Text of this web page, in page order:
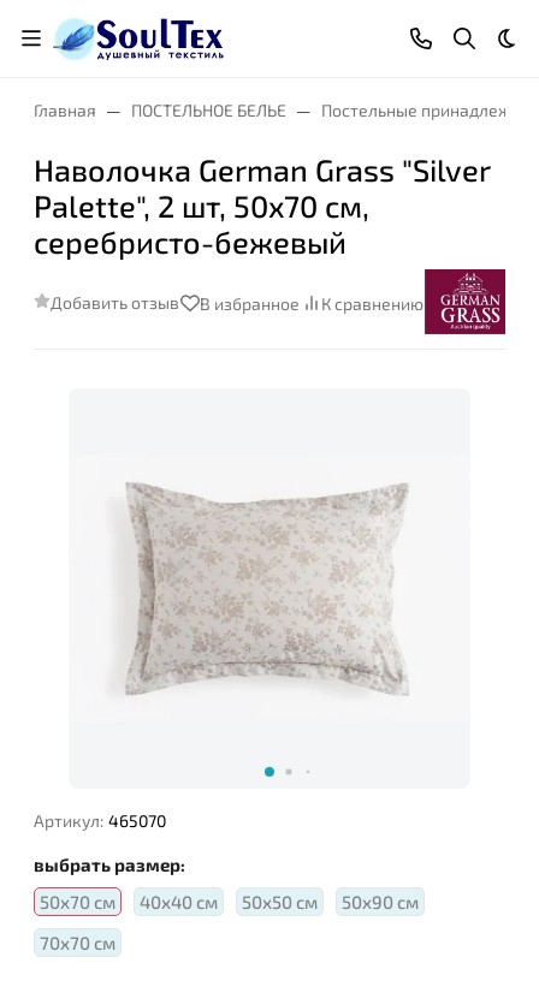
Главная ПОСТЕЛЬНОЕ БЕЛЬЕ Постельные
Наволочка German Grass "Silver
Palette", 2 шт, 50x70 см,
серебристо-бежевый
Добавить отзыв В избранное К сравнению
Артикул: 465070
выбрать размер:
50х70 см
40х40 см 50х50 см
50х90 см
70х70 см